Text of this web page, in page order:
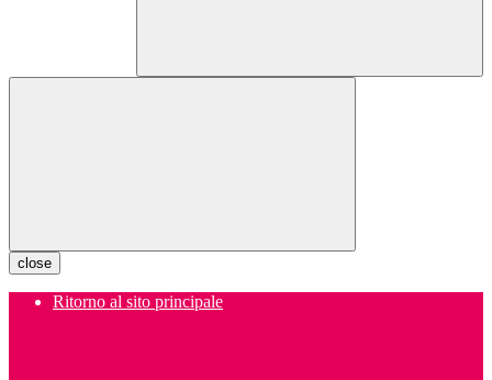
close
Ritorno al sito principale